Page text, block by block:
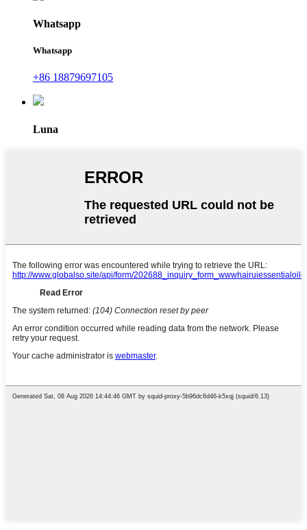
Whatsapp
Whatsapp
+86 18879697105
Luna